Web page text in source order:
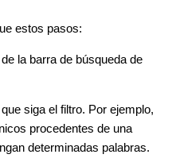
estos pasos:
la barra de búsqueda de
siga el filtro. Por ejemplo,
procedentes de una
determinadas palabras.